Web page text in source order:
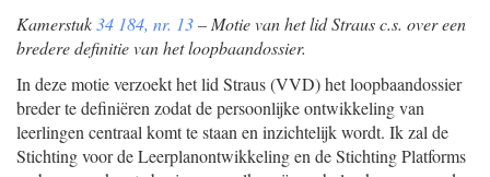
Kamerstuk34 184, nr. 13– Motie van het lid Straus c.s. over een
bredere definitie van het loopbaandossier.
In deze motie verzoekt het lid Straus (VVD) het loopbaandossier
breder te definiëren zodat de persoonlijke ontwikkeling van
leerlingen centraal komt te staan en inzichtelijk wordt. Ik zal de
Stichting voor de Leerplanontwikkeling en de Stichting Platforms